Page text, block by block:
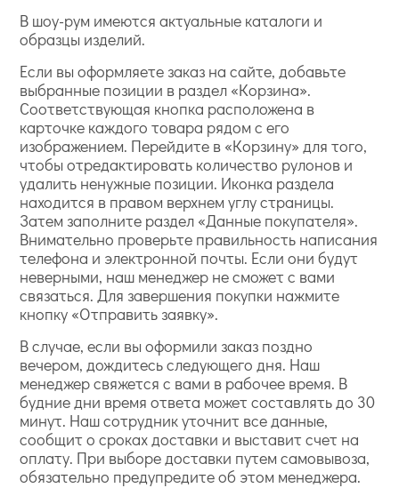
В шоу-рум имеются актуальные каталоги и
образцы изделий.
Если вы оформляете заказ на сайте, добавьте
выбранные позиции в раздел «Корзина».
Соответствующая кнопка расположена в
карточке каждого товара рядом с его
изображением. Перейдите в «Корзину» для того,
чтобы отредактировать количество рулонов и
удалить ненужные позиции. Иконка раздела
находится в правом верхнем углу страницы.
Затем заполните раздел «Данные покупателя».
Внимательно проверьте правильность написания
телефона и электронной почты. Если они будут
неверными, наш менеджер не сможет с вами
связаться. Для завершения покупки нажмите
кнопку «Отправить заявку».
В случае, если вы оформили заказ поздно
вечером, дождитесь следующего дня. Наш
менеджер свяжется с вами в рабочее время. В
будние дни время ответа может составлять до 30
минут. Наш сотрудник уточнит все данные,
сообщит о сроках доставки и выставит счет на
оплату. При выборе доставки путем самовывоза,
обязательно предупредите об этом менеджера.